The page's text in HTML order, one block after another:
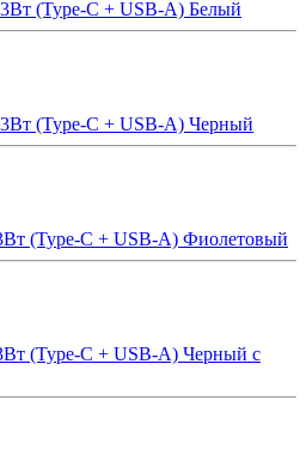
(Type-C + USB-A) Белый
(Type-C + USB-A) Черный
(Type-C + USB-A) Фиолетовый
(Type-C + USB-A) Черный с